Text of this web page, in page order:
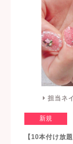
担当ネ
新規
【10本付け放